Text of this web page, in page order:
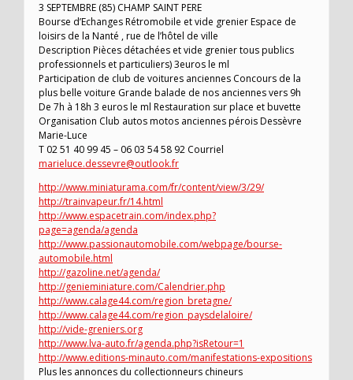
3 SEPTEMBRE (85) CHAMP SAINT PERE
Bourse d’Echanges Rétromobile et vide grenier Espace de
loisirs de la Nanté , rue de l’hôtel de ville
Description Pièces détachées et vide grenier tous publics
professionnels et particuliers) 3euros le ml
Participation de club de voitures anciennes Concours de la
plus belle voiture Grande balade de nos anciennes vers 9h
De 7h à 18h 3 euros le ml Restauration sur place et buvette
Organisation Club autos motos anciennes pérois Dessèvre
Marie-Luce
T 02 51 40 99 45 – 06 03 54 58 92 Courriel
marieluce.dessevre@outlook.fr
http://www.miniaturama.com/fr/content/view/3/29/
http://trainvapeur.fr/14.html
http://www.espacetrain.com/index.php?
page=agenda/agenda
http://www.passionautomobile.com/webpage/bourse-
automobile.html
http://gazoline.net/agenda/
http://genieminiature.com/Calendrier.php
http://www.calage44.com/region_bretagne/
http://www.calage44.com/region_paysdelaloire/
http://vide-greniers.org
http://www.lva-auto.fr/agenda.php?isRetour=1
http://www.editions-minauto.com/manifestations-expositions
Plus les annonces du collectionneurs chineurs